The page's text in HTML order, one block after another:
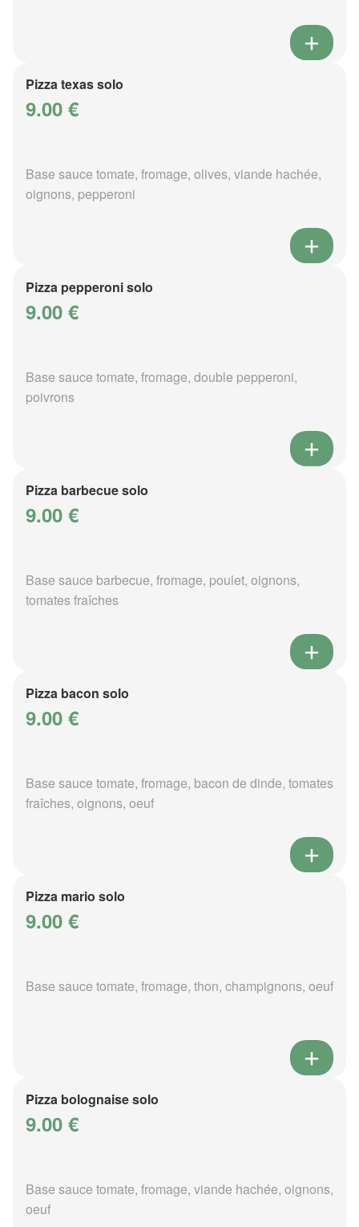
Pizza texas solo
9.00 €
Base sauce tomate, fromage, olives, viande hachée,
oignons, pepperoni
Pizza pepperoni solo
9.00 €
Base sauce tomate, fromage, double pepperoni,
poivrons
Pizza barbecue solo
9.00 €
Base sauce barbecue, fromage, poulet, oignons,
tomates fraîches
Pizza bacon solo
9.00 €
Base sauce tomate, fromage, bacon de dinde, tomates
fraîches, oignons, oeuf
Pizza mario solo
9.00 €
Base sauce tomate, fromage, thon, champignons, oeuf
Pizza bolognaise solo
9.00 €
Base sauce tomate, fromage, viande hachée, oignons,
oeuf